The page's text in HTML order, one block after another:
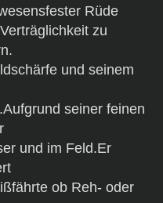
Rüde
zu
und seinem
seiner feinen
im Feld.Er
ob Reh- oder